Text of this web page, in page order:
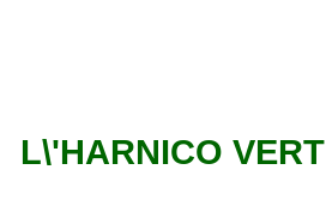
L\'HARNICO VERT